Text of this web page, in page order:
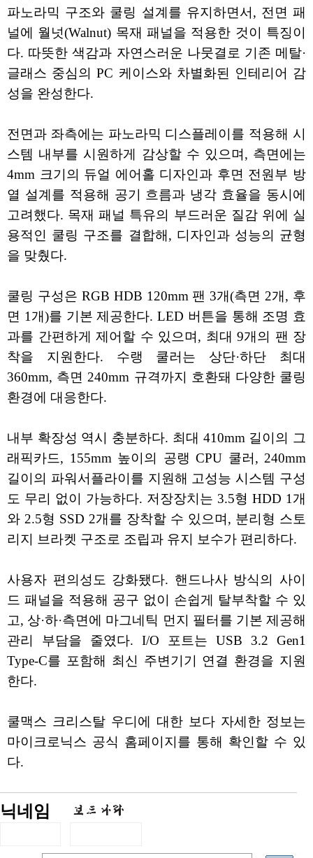
파노라믹 구조와 쿨링 설계를 유지하면서, 전면 패
널에 월넛(Walnut) 목재 패널을 적용한 것이 특징이
다. 따뜻한 색감과 자연스러운 나뭇결로 기존 메탈·
글래스 중심의 PC 케이스와 차별화된 인테리어 감
성을 완성한다.
전면과 좌측에는 파노라믹 디스플레이를 적용해 시
스템 내부를 시원하게 감상할 수 있으며, 측면에는
4mm 크기의 듀얼 에어홀 디자인과 후면 전원부 방
열 설계를 적용해 공기 흐름과 냉각 효율을 동시에
고려했다. 목재 패널 특유의 부드러운 질감 위에 실
용적인 쿨링 구조를 결합해, 디자인과 성능의 균형
을 맞췄다.
쿨링 구성은 RGB HDB 120mm 팬 3개(측면 2개, 후
면 1개)를 기본 제공한다. LED 버튼을 통해 조명 효
과를 간편하게 제어할 수 있으며, 최대 9개의 팬 장
착을 지원한다. 수랭 쿨러는 상단·하단 최대
360mm, 측면 240mm 규격까지 호환돼 다양한 쿨링
환경에 대응한다.
내부 확장성 역시 충분하다. 최대 410mm 길이의 그
래픽카드, 155mm 높이의 공랭 CPU 쿨러, 240mm
길이의 파워서플라이를 지원해 고성능 시스템 구성
도 무리 없이 가능하다. 저장장치는 3.5형 HDD 1개
와 2.5형 SSD 2개를 장착할 수 있으며, 분리형 스토
리지 브라켓 구조로 조립과 유지 보수가 편리하다.
사용자 편의성도 강화됐다. 핸드나사 방식의 사이
드 패널을 적용해 공구 없이 손쉽게 탈부착할 수 있
고, 상·하·측면에 마그네틱 먼지 필터를 기본 제공해
관리 부담을 줄였다. I/O 포트는 USB 3.2 Gen1
Type-C를 포함해 최신 주변기기 연결 환경을 지원
한다.
쿨맥스 크리스탈 우디에 대한 보다 자세한 정보는
마이크로닉스 공식 홈페이지를 통해 확인할 수 있
다.
닉네임